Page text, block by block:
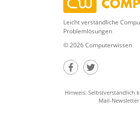
Leicht verständliche
Problemlösungen
© 2026 Computerwissen
Teilen auf Facebook
Teilen auf
Hinweis: Selbstverständlich
Mail-